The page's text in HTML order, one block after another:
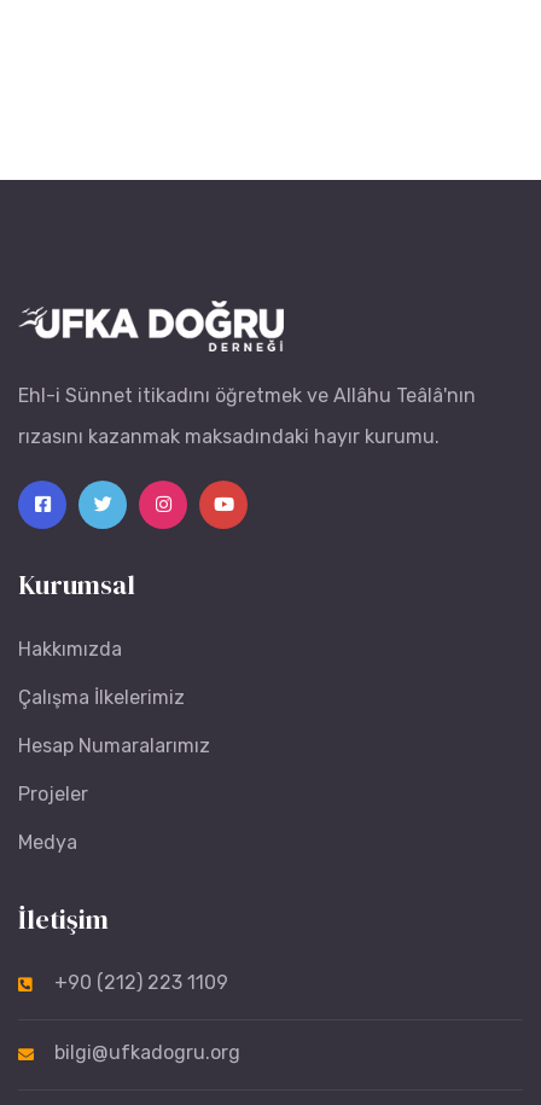
Ehl-i Sünnet itikadını öğretmek ve Allâhu Teâlâ'nın
rızasını kazanmak maksadındaki hayır kurumu.
Kurumsal
Hakkımızda
Çalışma İlkelerimiz
Hesap Numaralarımız
Projeler
Medya
İletişim
+90 (212) 223 1109
bilgi@ufkadogru.org